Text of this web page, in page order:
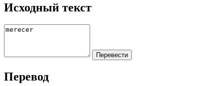
Исходный текст
Перевод